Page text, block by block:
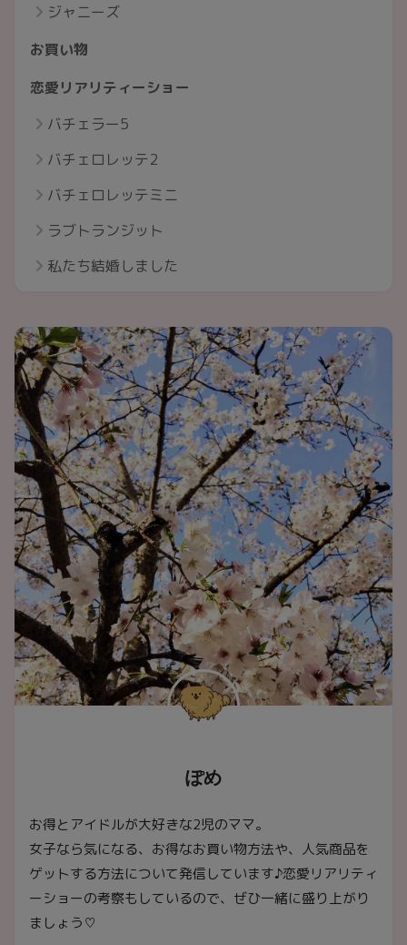
ジャニーズ
お買い物
恋愛リアリティーショー
バチェラー5
バチェロレッテ2
バチェロレッテミニ
ラブトランジット
私たち結婚しました
ぽめ
お得とアイドルが大好きな2児のママ。
女子なら気になる、お得なお買い物方法や、人気商品を
ゲットする方法について発信しています♪恋愛リアリティ
ーショーの考察もしているので、ぜひ一緒に盛り上がり
ましょう♡